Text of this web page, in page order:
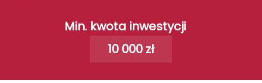
Min. kwota inwestycji
10 000 zł